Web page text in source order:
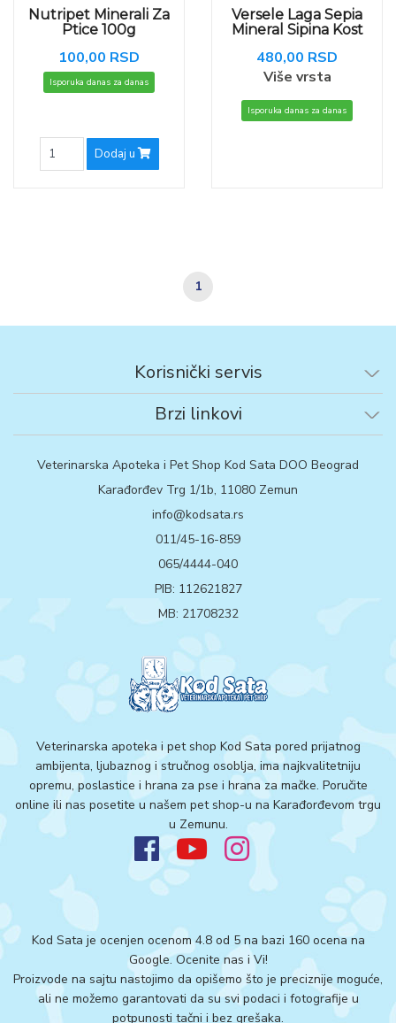
Nutripet Minerali Za
Ptice 100g
100,00 RSD
Isporuka danas za danas
Dodaj u
Versele Laga Sepia
Mineral Sipina Kost
480,00 RSD
Više vrsta
Isporuka danas za danas
1
Korisnički servis
Brzi linkovi
Veterinarska Apoteka i Pet Shop Kod Sata DOO Beograd
Karađorđev Trg 1/1b, 11080 Zemun
info@kodsata.rs
011/45-16-859
065/4444-040
PIB: 112621827
MB: 21708232
Veterinarska apoteka i pet shop Kod Sata pored prijatnog
ambijenta, ljubaznog i stručnog osoblja, ima najkvalitetniju
opremu, poslastice i hrana za pse i hrana za mačke. Poručite
online ili nas posetite u našem pet shop-u na Karađorđevom trgu
u Zemunu.
Kod Sata je ocenjen ocenom 4.8 od 5 na bazi 160 ocena na
Google.Ocenite nas i Vi!
Proizvode na sajtu nastojimo da opišemo što je preciznije moguće,
ali ne možemo garantovati da su svi podaci i fotografije u
potpunosti tačni i bez grešaka.